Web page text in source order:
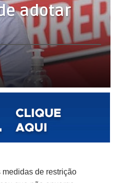
adotar
de restrição